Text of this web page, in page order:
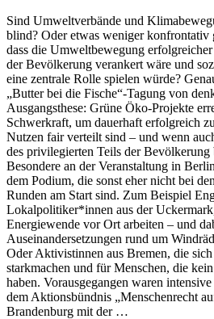
Sind Umweltverbände und
blind? Oder etwas weniger konfrontativ
dass die Umweltbewegung
der Bevölkerung verankert wäre und
eine zentrale Rolle spielen würde?
„Butter bei die Fische“-Tagung von
Ausgangsthese: Grüne Öko-Projekte
Schwerkraft, um dauerhaft erfolgreich
Nutzen fair verteilt sind – und wenn
des privilegierten Teils der
Besondere an der Veranstaltung in
dem Podium, die sonst eher nicht bei
Runden am Start sind. Zum Beispiel
Lokalpolitiker*innen aus der
Energiewende vor Ort arbeiten – und
Auseinandersetzungen rund um
Oder Aktivistinnen aus Bremen, die
starkmachen und für Menschen, die
haben. Vorausgegangen waren
dem Aktionsbündnis „Menschenrecht
Brandenburg mit der …